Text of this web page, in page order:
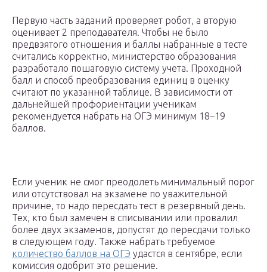
Первую часть заданий проверяет робот, а вторую
оценивает 2 преподавателя. Чтобы не было
предвзятого отношения и баллы набранные в тесте
считались корректно, министерство образования
разработало пошаговую систему учета. Проходной
балл и способ преобразования единиц в оценку
считают по указанной таблице. В зависимости от
дальнейшей профориентации ученикам
рекомендуется набрать на ОГЭ минимум 18–19
баллов.
Если ученик не смог преодолеть минимальный порог
или отсутствовал на экзамене по уважительной
причине, то надо пересдать тест в резервный день.
Тех, кто был замечен в списывании или провалил
более двух экзаменов, допустят до пересдачи только
в следующем году. Также набрать требуемое
количество баллов на ОГЭ удастся в сентябре, если
комиссия одобрит это решение.